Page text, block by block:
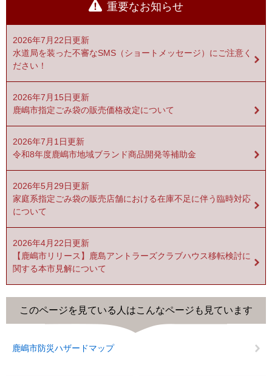
重要なお知らせ
2026年7月22日更新
水道局を装った不審なSMS（ショートメッセージ）にご注意く
ださい！
2026年7月15日更新
鹿嶋市指定ごみ袋の販売価格改定について
2026年7月1日更新
令和8年度鹿嶋市地域ブランド商品開発等補助金
2026年5月29日更新
家庭系指定ごみ袋の販売店舗における在庫不足に伴う臨時対応
について
2026年4月22日更新
【鹿嶋市リリース】鹿島アントラーズクラブハウス移転検討に
関する本市見解について
このページを見ている人はこんなページも見ています
鹿嶋市防災ハザードマップ